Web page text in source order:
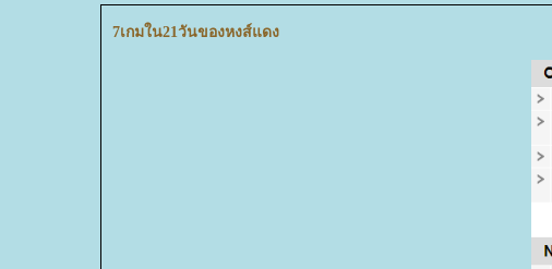
7เกมใน21วันของหงส์แดง